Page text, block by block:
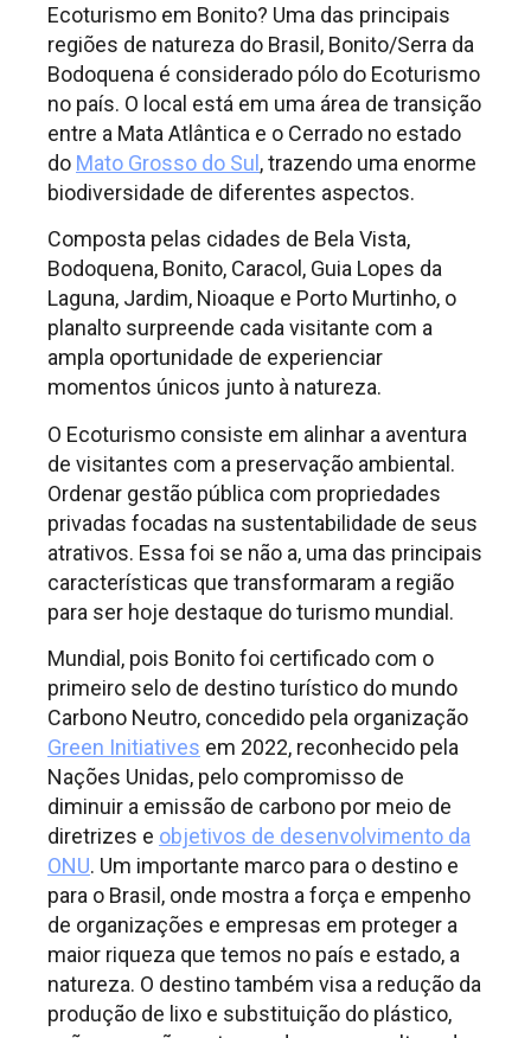
Ecoturismo em Bonito? Uma das principais
regiões de natureza do Brasil, Bonito/Serra da
Bodoquena é considerado pólo do Ecoturismo
no país. O local está em uma área de transição
entre a Mata Atlântica e o Cerrado no estado
do Mato Grosso do Sul, trazendo uma enorme
biodiversidade de diferentes aspectos.
Composta pelas cidades de Bela Vista,
Bodoquena, Bonito, Caracol, Guia Lopes da
Laguna, Jardim, Nioaque e Porto Murtinho, o
planalto surpreende cada visitante com a
ampla oportunidade de experienciar
momentos únicos junto à natureza.
O Ecoturismo consiste em alinhar a aventura
de visitantes com a preservação ambiental.
Ordenar gestão pública com propriedades
privadas focadas na sustentabilidade de seus
atrativos. Essa foi se não a, uma das principais
características que transformaram a região
para ser hoje destaque do turismo mundial.
Mundial, pois Bonito foi certificado com o
primeiro selo de destino turístico do mundo
Carbono Neutro, concedido pela organização
Green Initiatives em 2022, reconhecido pela
Nações Unidas, pelo compromisso de
diminuir a emissão de carbono por meio de
diretrizes e objetivos de desenvolvimento da
ONU. Um importante marco para o destino e
para o Brasil, onde mostra a força e empenho
de organizações e empresas em proteger a
maior riqueza que temos no país e estado, a
natureza. O destino também visa a redução da
produção de lixo e substituição do plástico,